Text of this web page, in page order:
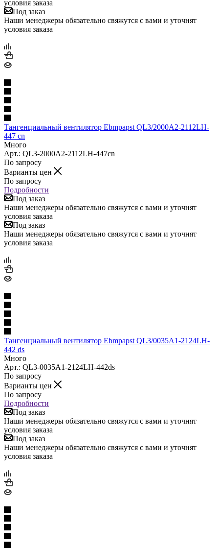
условия заказа
Под заказ
Наши менеджеры обязательно свяжутся с вами и уточнят
условия заказа
Тангенциальный вентилятор Ebmpapst QL3/2000A2-2112LH-
447 cn
Много
Арт.: QL3-2000A2-2112LH-447cn
По запросу
Варианты цен
По запросу
Подробности
Под заказ
Наши менеджеры обязательно свяжутся с вами и уточнят
условия заказа
Под заказ
Наши менеджеры обязательно свяжутся с вами и уточнят
условия заказа
Тангенциальный вентилятор Ebmpapst QL3/0035A1-2124LH-
442 ds
Много
Арт.: QL3-0035A1-2124LH-442ds
По запросу
Варианты цен
По запросу
Подробности
Под заказ
Наши менеджеры обязательно свяжутся с вами и уточнят
условия заказа
Под заказ
Наши менеджеры обязательно свяжутся с вами и уточнят
условия заказа